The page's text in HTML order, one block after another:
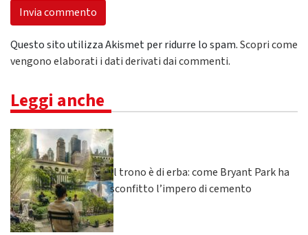
Questo sito utilizza Akismet per ridurre lo spam.Scopri come
vengono elaborati i dati derivati dai commenti.
Leggi anche
Il trono è di erba: come Bryant Park ha
sconfitto l’impero di cemento